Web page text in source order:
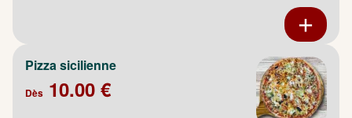
Pizza sicilienne
Dès 10.00 €